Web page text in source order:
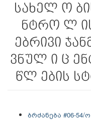
სახელ ო
ნტრო ლ
ებრივი
ვნულ ი ც
წლ ების
ბრძანება #06-54/ო